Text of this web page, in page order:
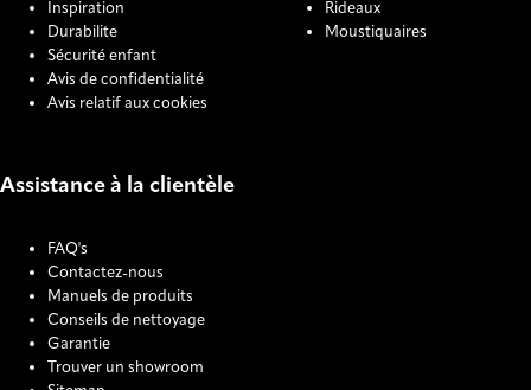
Inspiration
Durabilite
Sécurité enfant
Avis de confidentialité
Avis relatif aux cookies
Rideaux
Moustiquaires
Assistance à la clientèle
FAQ's
Contactez-nous
Manuels de produits
Conseils de nettoyage
Garantie
Trouver un showroom